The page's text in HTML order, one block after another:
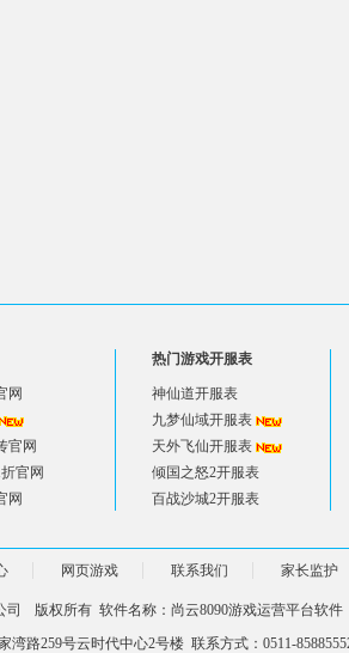
网
官网
官网
网
热门游戏开服表
神仙道开服表
九梦仙域开服表
天外飞仙开服表
倾国之怒2开服表
百战沙城2开服表
网页游戏 联系我们 家长监护
司
版权所有 软件名称：尚云8090游戏运营平台软
湾路259号云时代中心2号楼 联系方式：0511-